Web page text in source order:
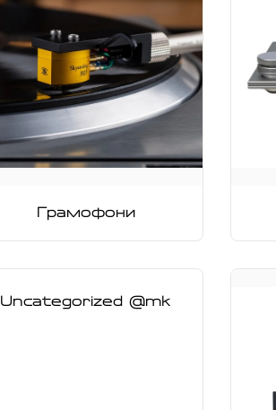
Грамофони
Uncategorized @mk